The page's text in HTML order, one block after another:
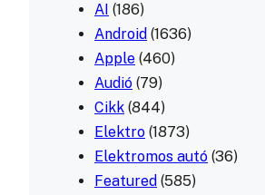
AI (186)
Android (1636)
Apple (460)
Audió (79)
Cikk (844)
Elektro (1873)
Elektromos autó (36)
Featured (585)